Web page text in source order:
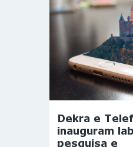
Dekra e
inauguram
pesquisa e